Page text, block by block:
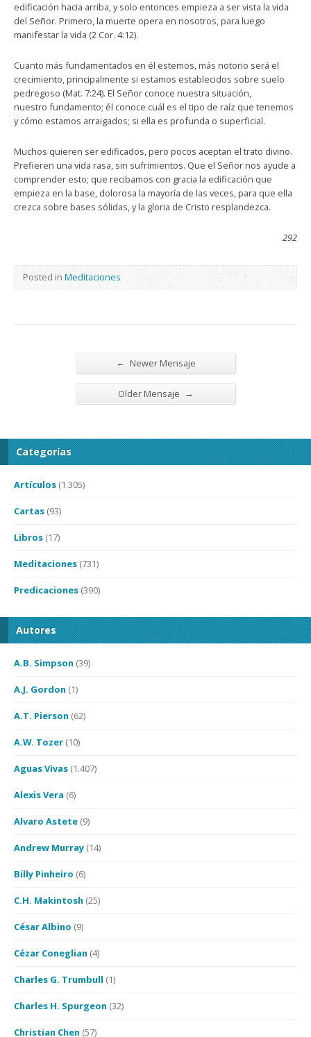
edificación hacia arriba, y solo entonces empieza a ser vista la vida
del Señor. Primero, la muerte opera en nosotros, para luego
manifestar la vida (2 Cor. 4:12).
Cuanto más fundamentados en él estemos, más notorio será el
crecimiento, principalmente si estamos establecidos sobre suelo
pedregoso (Mat. 7:24). El Señor conoce nuestra situación,
nuestro fundamento; él conoce cuál es el tipo de raíz que tenemos
y cómo estamos arraigados; si ella es profunda o superficial.
Muchos quieren ser edificados, pero pocos aceptan el trato divino.
Prefieren una vida rasa, sin sufrimientos. Que el Señor nos ayude a
comprender esto; que recibamos con gracia la edificación que
empieza en la base, dolorosa la mayoría de las veces, para que ella
crezca sobre bases sólidas, y la gloria de Cristo resplandezca.
292
Posted in Meditaciones
← Newer Mensaje
Older Mensaje →
Categorías
Artículos (1.305)
Cartas (93)
Libros (17)
Meditaciones (731)
Predicaciones (390)
Autores
A.B. Simpson (39)
A.J. Gordon (1)
A.T. Pierson (62)
A.W. Tozer (10)
Aguas Vivas (1.407)
Alexis Vera (6)
Alvaro Astete (9)
Andrew Murray (14)
Billy Pinheiro (6)
C.H. Makintosh (25)
César Albino (9)
Cézar Coneglian (4)
Charles G. Trumbull (1)
Charles H. Spurgeon (32)
Christian Chen (57)